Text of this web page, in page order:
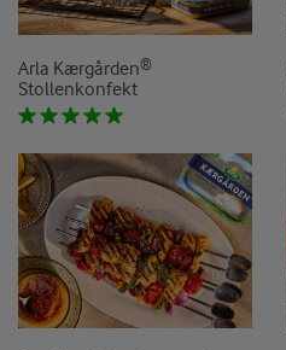
Arla Kærgården®
Stollenkonfekt